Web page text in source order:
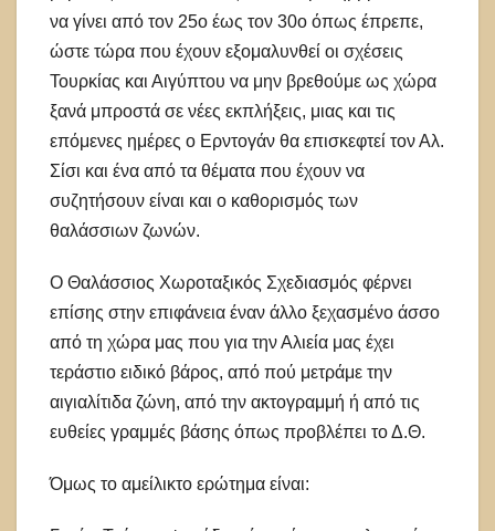
να γίνει από τον 25ο έως τον 30ο όπως έπρεπε,
ώστε τώρα που έχουν εξομαλυνθεί οι σχέσεις
Τουρκίας και Αιγύπτου να μην βρεθούμε ως χώρα
ξανά μπροστά σε νέες εκπλήξεις, μιας και τις
επόμενες ημέρες ο Ερντογάν θα επισκεφτεί τον Αλ.
Σίσι και ένα από τα θέματα που έχουν να
συζητήσουν είναι και ο καθορισμός των
θαλάσσιων ζωνών.
Ο Θαλάσσιος Χωροταξικός Σχεδιασμός φέρνει
επίσης στην επιφάνεια έναν άλλο ξεχασμένο άσσο
από τη χώρα μας που για την Αλιεία μας έχει
τεράστιο ειδικό βάρος, από πού μετράμε την
αιγιαλίτιδα ζώνη, από την ακτογραμμή ή από τις
ευθείες γραμμές βάσης όπως προβλέπει το Δ.Θ.
Όμως το αμείλικτο ερώτημα είναι: